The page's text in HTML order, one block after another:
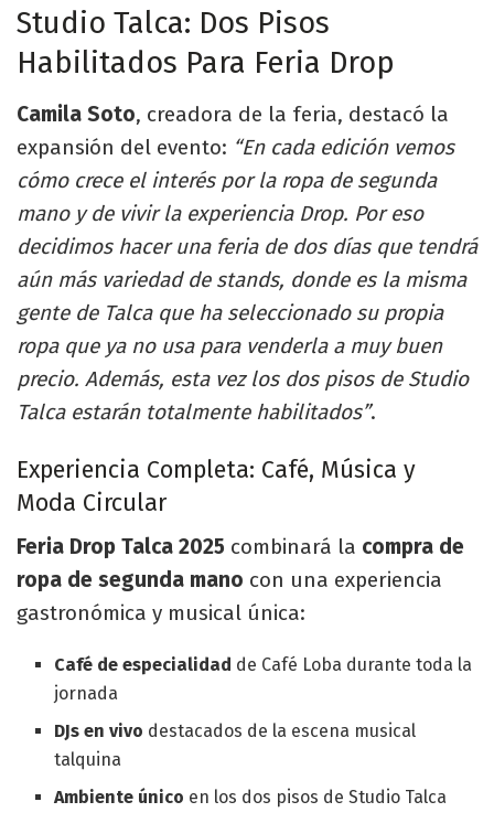
Studio Talca: Dos Pisos
Habilitados Para Feria Drop
Camila Soto, creadora de la feria, destacó la
expansión del evento: “En cada edición vemos
cómo crece el interés por la ropa de segunda
mano y de vivir la experiencia Drop. Por eso
decidimos hacer una feria de dos días que tendrá
aún más variedad de stands, donde es la misma
gente de Talca que ha seleccionado su propia
ropa que ya no usa para venderla a muy buen
precio. Además, esta vez los dos pisos de Studio
Talca estarán totalmente habilitados”.
Experiencia Completa: Café, Música y
Moda Circular
Feria Drop Talca 2025 combinará la compra de
ropa de segunda mano con una experiencia
gastronómica y musical única:
Café de especialidad de Café Loba durante toda la
jornada
DJs en vivo destacados de la escena musical
talquina
Ambiente único en los dos pisos de Studio Talca